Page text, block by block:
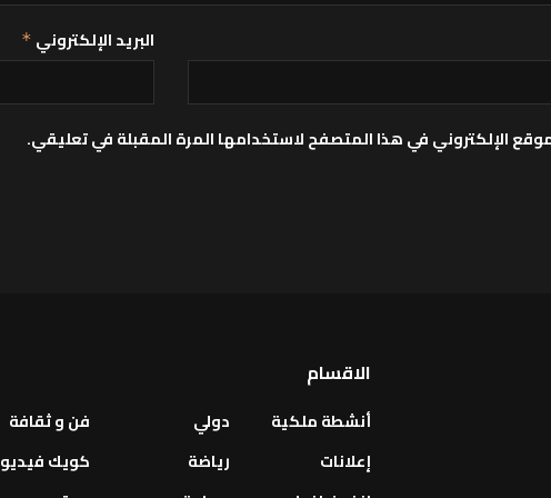
البريد الإلكتروني *
الإلكتروني في هذا المتصفح لاستخدامها المرة المقبلة في تعليقي.
الاقسام
أنشطة ملكية
إعلانات
دولي
رياضة
فن و ثقافة
كويك فيديو